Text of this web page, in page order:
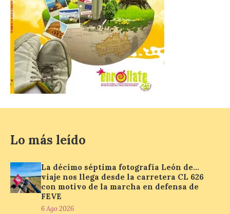
actividades de divulgación abiertas […]
El Mercado Medieval abre
sus puertas en La Bañeza
con más de 60 puestos y
un amplio programa de
animación.
6 Ago 2026
La programación
incorpora un amplio
de animación dirigidas a
todos los públicos. La
Bañeza inauguró en la tarde de este
martes 4 de agosto una nueva edición de
su tradicional Mercado Medieval, que
hasta el próximo 6 […]
Lo más leído
La décimo séptima fotografía León de…
viaje nos llega desde la carretera CL 626
con motivo de la marcha en defensa de
FEVE
6 Ago 2026